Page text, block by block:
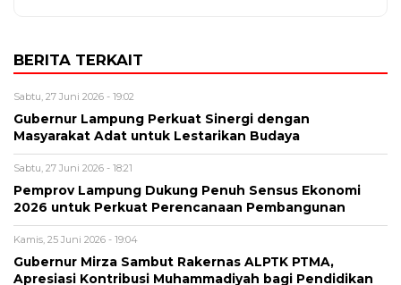
BERITA TERKAIT
Sabtu, 27 Juni 2026 - 19:02
Gubernur Lampung Perkuat Sinergi dengan
Masyarakat Adat untuk Lestarikan Budaya
Sabtu, 27 Juni 2026 - 18:21
Pemprov Lampung Dukung Penuh Sensus Ekonomi
2026 untuk Perkuat Perencanaan Pembangunan
Kamis, 25 Juni 2026 - 19:04
Gubernur Mirza Sambut Rakernas ALPTK PTMA,
Apresiasi Kontribusi Muhammadiyah bagi Pendidikan